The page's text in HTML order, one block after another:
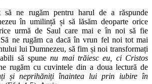
ne rugăm pentru harul de a răspunde
în umilință și să lăsăm deoparte orice
urmă de Saul care mai e în noi să fie
ne rugăm ca dacă în vrun fel noi tot mai
lui Dumnezeu, să fim și noi transformați
să spunenu mai trăiesc eu, ci Cristos
rugăm cu cuvintele din a doua lectură de
și neprihăniți înaintea lui prin iubire în